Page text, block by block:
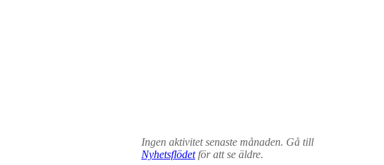
Ingen aktivitet senaste månaden. Gå till
Nyhetsflödetför att se äldre.